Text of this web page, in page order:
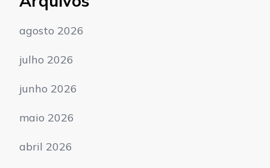
agosto 2026
julho 2026
junho 2026
maio 2026
abril 2026